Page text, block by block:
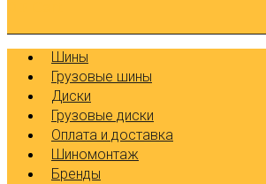
Шины
Грузовые шины
Диски
Грузовые диски
Оплата и доставка
Шиномонтаж
Бренды